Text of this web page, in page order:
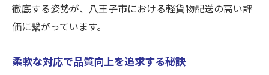
徹底する姿勢が、八王子市における軽貨物配送の高い評
価に繋がっています。
柔軟な対応で品質向上を追求する秘訣